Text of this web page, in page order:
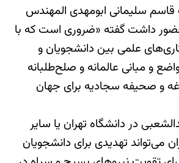
سلیمانی ابومهدی المهندس
داشت گفته «ضروری است که با
علمی بین دانشجویان و
و مبانی عالمانه و صلح‌طلبانه
و صحیفه سجادیه برای جهان
در دانشگاه‌ تهران یا سایر
می‌تواند تهدیدی برای دانشجویان